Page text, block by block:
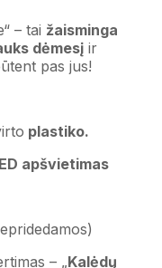
– tai žaisminga
dėmesį ir
pas jus!
plastiko.
apšvietimas
– „Kalėdų